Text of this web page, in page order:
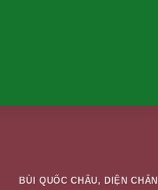
BÙI QUỐC CHÂU, DIỆN